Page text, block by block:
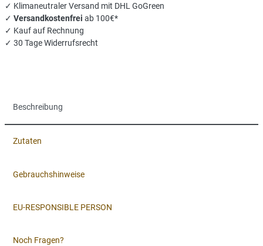
✓ Klimaneutraler Versand mit DHL GoGreen
✓ Versandkostenfrei ab 100€*
✓ Kauf auf Rechnung
✓ 30 Tage Widerrufsrecht
Beschreibung
Zutaten
Gebrauchshinweise
EU-RESPONSIBLE PERSON
Noch Fragen?